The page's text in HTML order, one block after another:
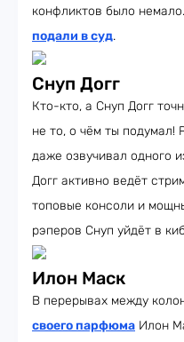
конфликтов было
подали в суд.
Снуп Догг
Кто-кто, а Снуп Догг
не то, о чём ты подумал!
даже озвучивал одного
Догг активно ведёт
топовые консоли и
рэперов Снуп уйдёт в
Илон Маск
В перерывах между
своего парфюма Илон